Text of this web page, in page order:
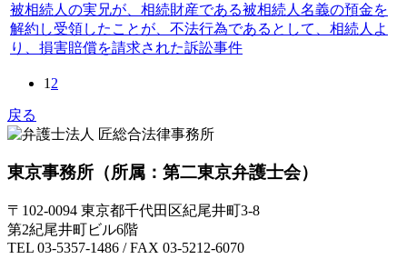
被相続人の実兄が、相続財産である被相続人名義の預金を
解約し受領したことが、不法行為であるとして、相続人よ
り、損害賠償を請求された訴訟事件
1 2
戻る
東京事務所 （所属：第二東京弁護士会）
〒102-0094 東京都千代田区紀尾井町3-8
第2紀尾井町ビル6階
TEL 03-5357-1486 / FAX 03-5212-6070